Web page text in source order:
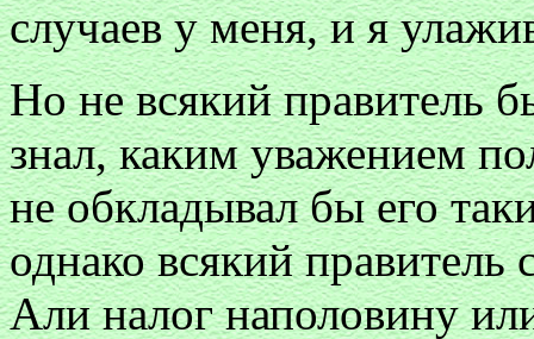
случаев у меня, и я
Но не всякий правитель
знал, каким уважением
не обкладывал бы его
однако всякий
Али налог наполовину